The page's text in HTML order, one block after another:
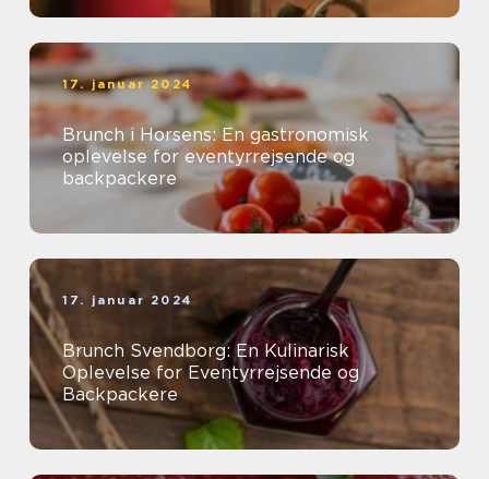
17. januar 2024
Brunch i Horsens: En gastronomisk
oplevelse for eventyrrejsende og
backpackere
17. januar 2024
Brunch Svendborg: En Kulinarisk
Oplevelse for Eventyrrejsende og
Backpackere